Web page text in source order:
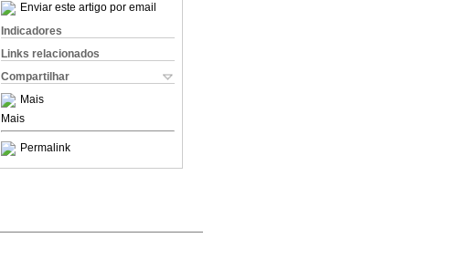
Enviar este artigo por email
Indicadores
Links relacionados
Compartilhar
Mais
Mais
Permalink